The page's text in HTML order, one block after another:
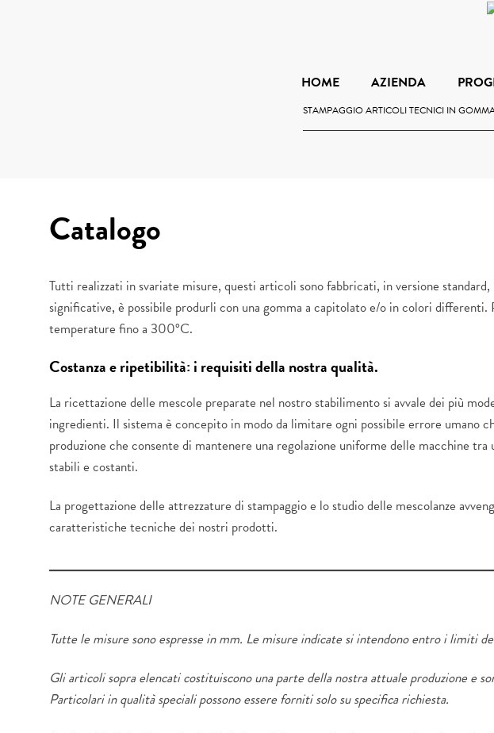
HOME AZIENDA
STAMPAGGIO ARTICOLI TECNICI IN
Catalogo
Tutti realizzati in svariate misure, questi articoli sono fabbricati, in versione
significative, è possibile produrli con una gomma a capitolato e/o in colori
temperature fino a 300°C.
Costanza e ripetibilità: i requisiti della nostra qualità.
La ricettazione delle mescole preparate nel nostro stabilimento si avvale dei più
ingredienti. Il sistema è concepito in modo da limitare ogni possibile errore umano
produzione che consente di mantenere una regolazione uniforme delle macchine
stabili e costanti.
La progettazione delle attrezzature di stampaggio e lo studio delle mescolanze
caratteristiche tecniche dei nostri prodotti.
NOTE GENERALI
Tutte le misure sono espresse in mm. Le misure indicate si intendono entro i limiti
Gli articoli sopra elencati costituiscono una parte della nostra attuale produzione e
Particolari in qualità speciali possono essere forniti solo su specifica richiesta.